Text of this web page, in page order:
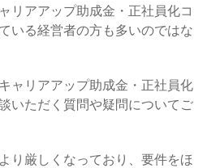
リアアップ助成金・正社員化コ
いる経営者の方も多いのではな
ャリアアップ助成金・正社員化
いただく質問や疑問についてご
り厳しくなっており、要件をほ